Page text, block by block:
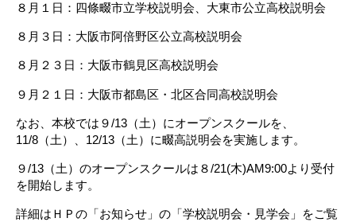
８月１日：四條畷市立学校説明会、大東市公立高校説明会
８月３日：大阪市阿倍野区公立高校説明会
８月２３日：大阪市鶴見区高校説明会
９月２１日：大阪市都島区・北区合同高校説明会
なお、本校では９/13（土）にオープンスクールを、
11/8（土）、12/13（土）に畷高説明会を実施します。
９/13（土）のオープンスクールは８/21(木)AM9:00より受付
を開始します。
詳細はＨＰの「お知らせ」の「学校説明会・見学会」をご覧